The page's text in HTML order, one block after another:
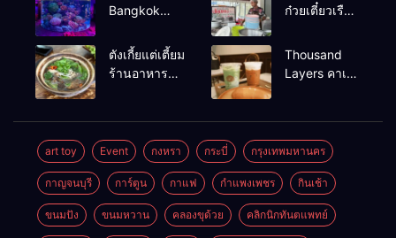
Bangkok
แบงค์คอก
ก๋วยเตี๋ยวเรือ
อร่อยร้านดัง
หาดใหญ่
ตังเกี้ยแต่เตี้ยม
ร้านอาหาร
Thousand
Layers คาเฟ่
art toy Event กงหรา กระบี่ กรุงเทพมหานคร
กาญจนบุรี การ์ตูน กาแฟ กำแพงเพชร กินเช้า
ขนมปัง ขนมหวาน คลองขุด้วย คลิกนิกทันตแพทย์